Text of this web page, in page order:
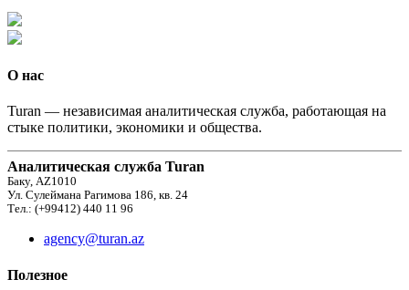
О нас
Turan — независимая аналитическая служба, работающая на
стыке политики, экономики и общества.
Аналитическая служба Turan
Баку, AZ1010
Ул. Сулеймана Рагимова 186, кв. 24
Тел.: (+99412) 440 11 96
agency@turan.az
Полезное